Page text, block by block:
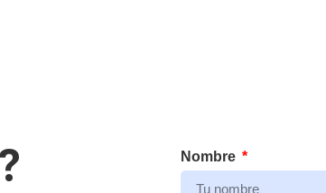
Nombre